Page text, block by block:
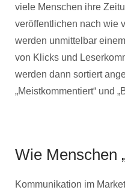
viele Menschen ihre
veröffentlichen nach wie
werden unmittelbar
von Klicks und
werden dann sortiert
„Meistkommentiert“ und
Wie Menschen
Kommunikation im